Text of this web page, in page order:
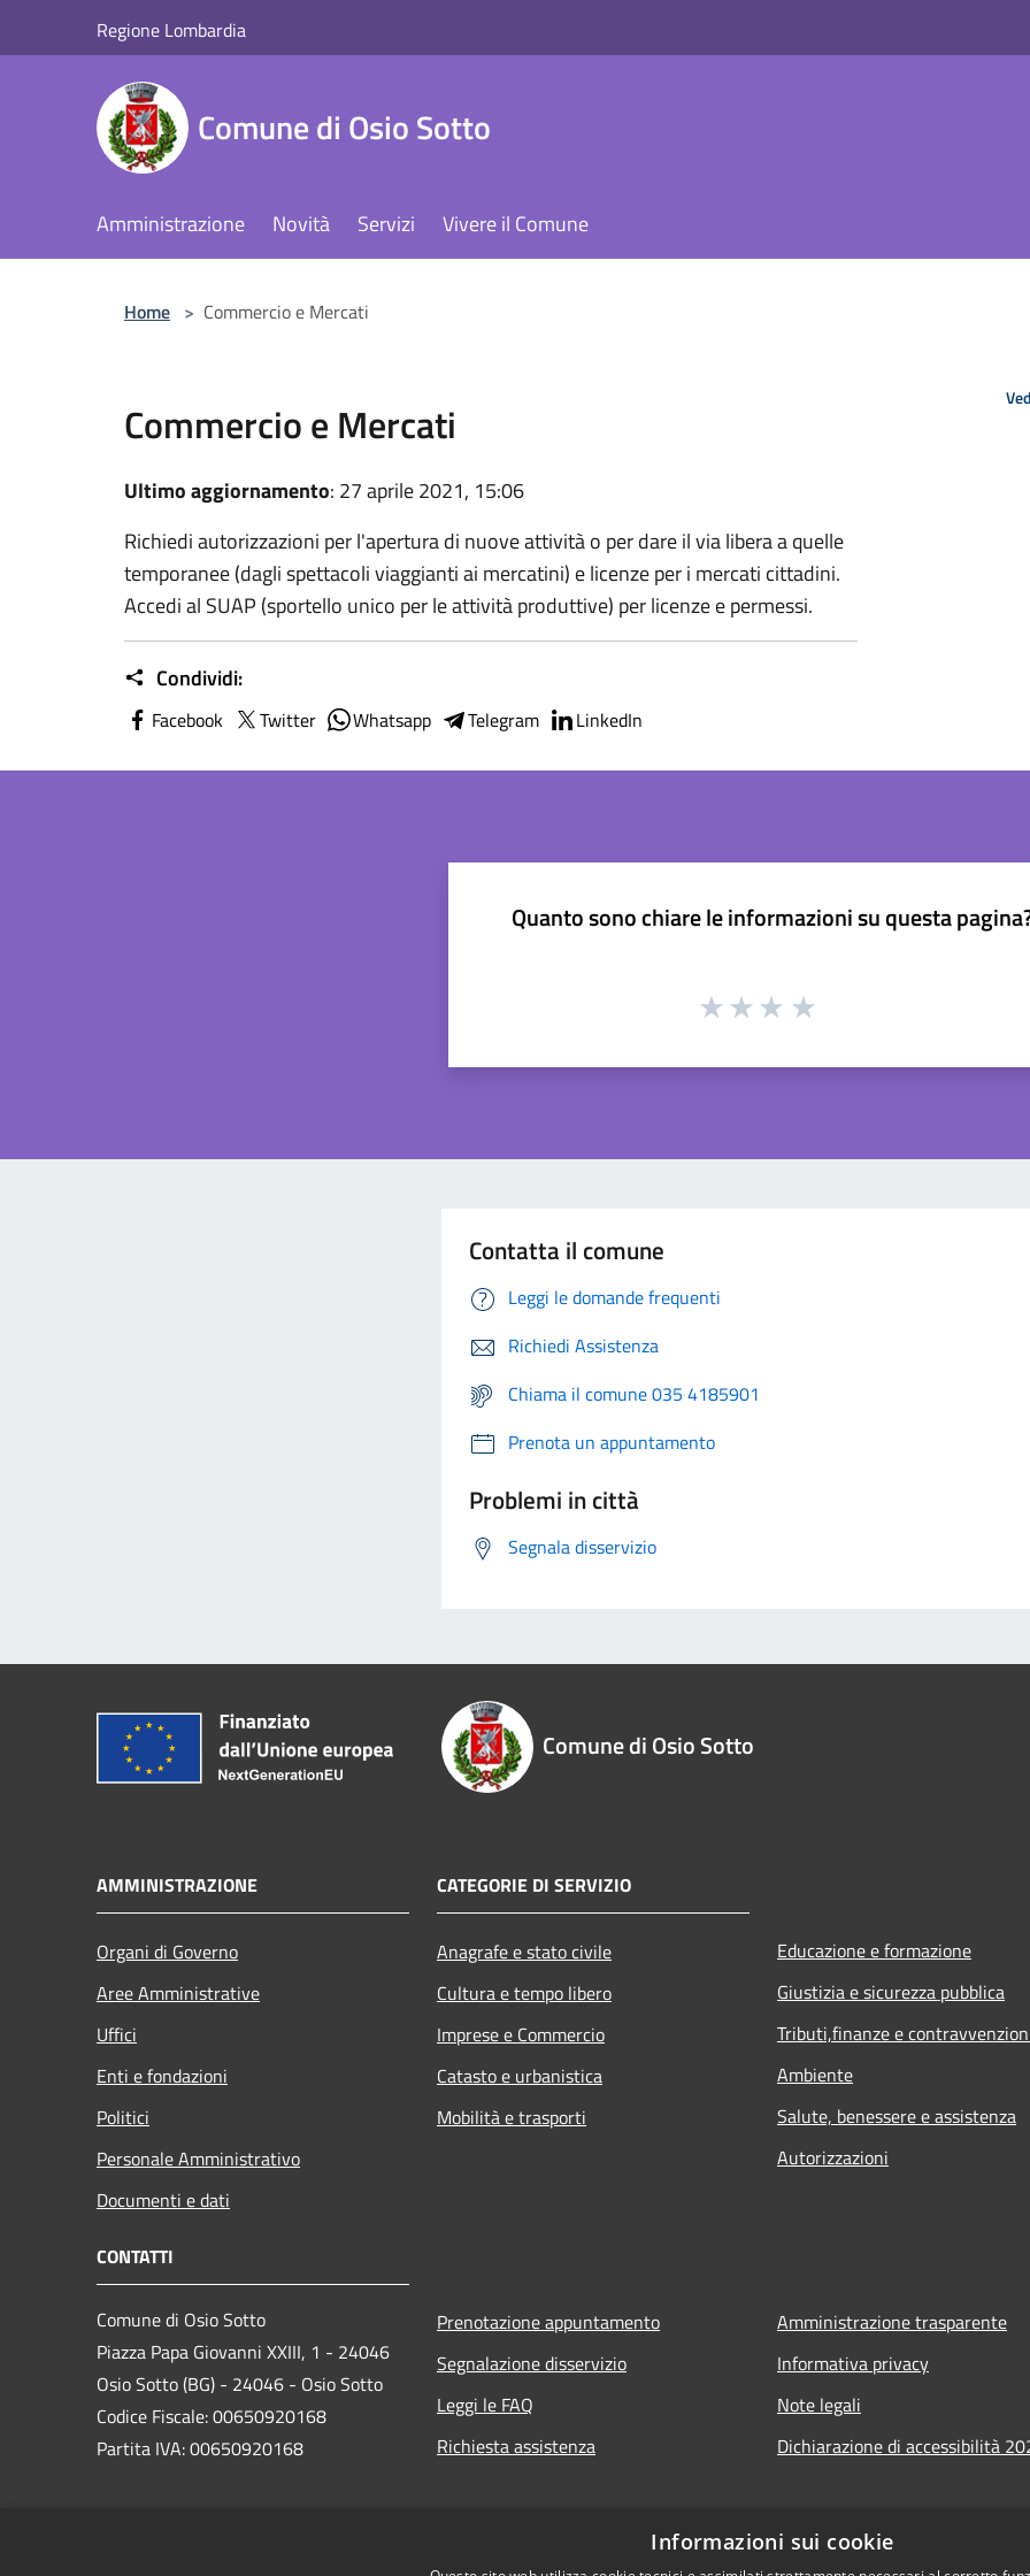
Regione Lombardia
Comune di Osio Sotto
Amministrazione Novità Servizi Vivere il Comune
Home > Commercio e Mercati
Commercio e Mercati
Ultimo aggiornamento: 27 aprile 2021, 15:06
Richiedi autorizzazioni per l'apertura di nuove attività o per dare il via libera a quelle
temporanee (dagli spettacoli viaggianti ai mercatini) e licenze per i mercati cittadini.
Accedi al SUAP (sportello unico per le attività produttive) per licenze e permessi.
Condividi:
Facebook Twitter Whatsapp Telegram LinkedIn
Quanto sono chiare le informazioni su questa
Contatta il comune
Leggi le domande frequenti
Richiedi Assistenza
Chiama il comune 035 4185901
Prenota un appuntamento
Problemi in città
Segnala disservizio
Comune di Osio Sotto
AMMINISTRAZIONE
Organi di Governo
Aree Amministrative
Uffici
Enti e fondazioni
Politici
Personale Amministrativo
Documenti e dati
CATEGORIE DI SERVIZIO
Anagrafe e stato civile
Cultura e tempo libero
Imprese e Commercio
Catasto e urbanistica
Mobilità e trasporti
Educazione e formazione
Giustizia e sicurezza pubblica
Tributi,finanze e
Ambiente
Salute, benessere e assistenza
Autorizzazioni
CONTATTI
Comune di Osio Sotto
Piazza Papa Giovanni XXIII, 1 - 24046
Osio Sotto (BG) - 24046 - Osio Sotto
Codice Fiscale: 00650920168
Partita IVA: 00650920168
Prenotazione appuntamento
Segnalazione disservizio
Leggi le FAQ
Richiesta assistenza
Amministrazione trasparente
Informativa privacy
Note legali
Dichiarazione di accessibilità
Informazioni sui cookie